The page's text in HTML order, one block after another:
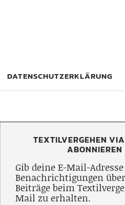
DATENSCHUTZERKLÄRUNG
TEXTILVERGEHEN
ABONNIEREN
Gib deine E-Mail-
Benachrichtigungen
Beiträge beim
Mail zu erhalten.